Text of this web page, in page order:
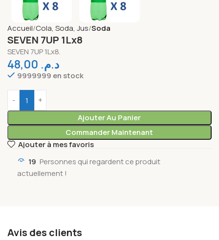
Accueil Cola, Soda, Jus Soda
SEVEN 7UP 1Lx8
SEVEN 7UP 1Lx8.
د.م.
9999999 en stock
Ajouter Au Panier
Commander Maintenant
Ajouter à mes favoris
19 Personnes qui regardent ce produit
actuellement !
Avis des clients